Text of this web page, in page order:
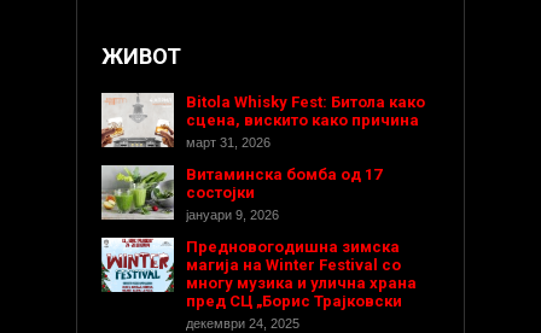
ЖИВОТ
Bitola Whisky Fest: Битола како
сцена, вискито како причина
март 31, 2026
Витаминска бомба од 17
состојки
јануари 9, 2026
Предновогодишнa зимска
магија на Winter Festival со
многу музика и улична храна
пред СЦ „Борис Трајковски
декември 24, 2025